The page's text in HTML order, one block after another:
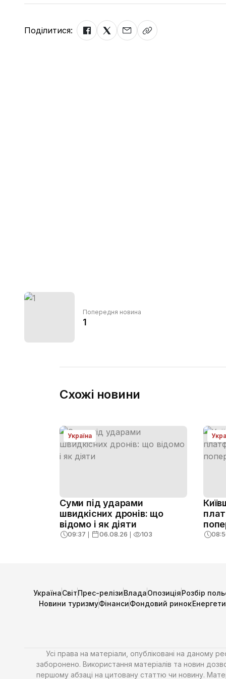
Поділитися:
Попередня новина
1
Схожі новини
Україна
Суми під ударами
швидкісних дронів: що
відомо і як діяти
09:37 ❘ 06.08.26 ❘ 103
УкраїнаСвітПрес-релізиВладаОпозиціяРозбір
Новини туризмуФінансиФондовий ринок
Усі права на матеріали, опубліковані на даному
заборонено. Використання матеріалів та новин
першому абзаці на цитовану статтю чи новину.